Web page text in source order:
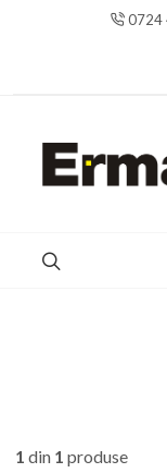
0724
1 din 1 produse